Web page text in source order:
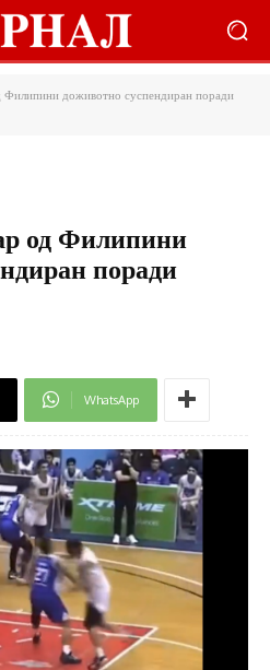
доживотно суспендиран поради
од Филипини
поради
WhatsApp